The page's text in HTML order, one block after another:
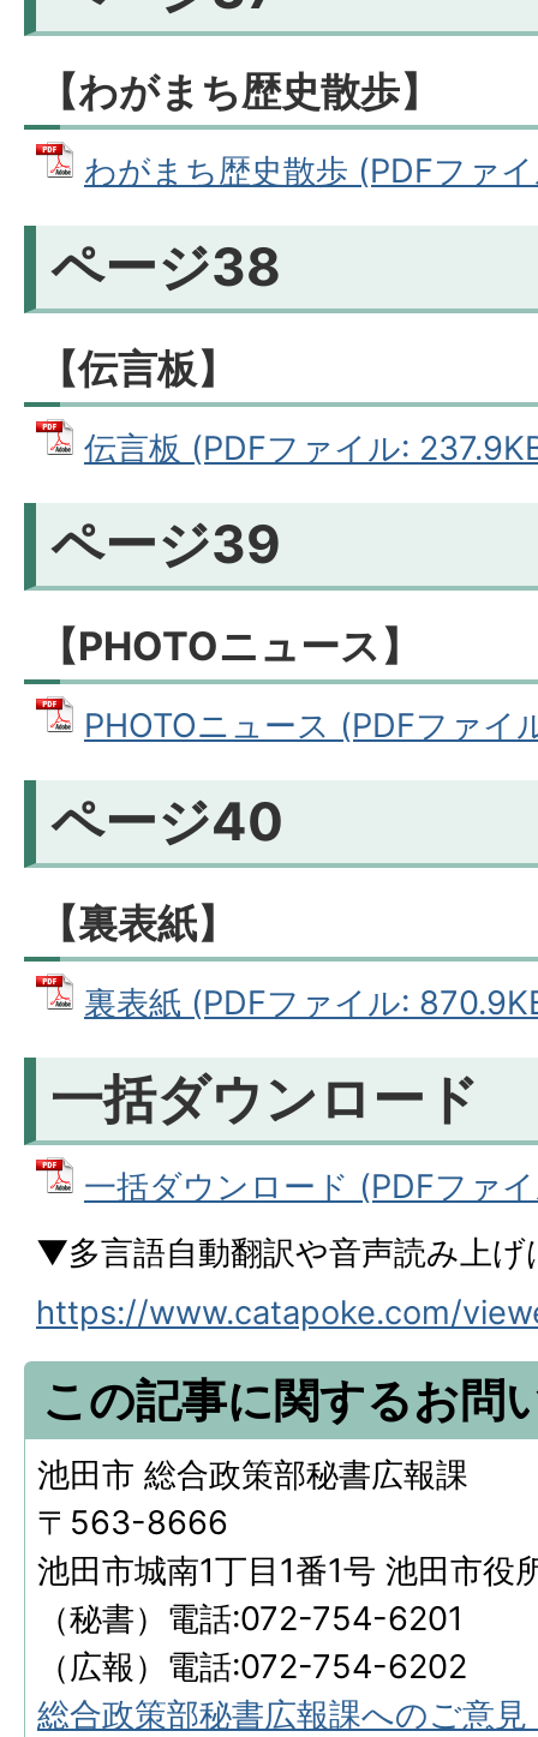
【わがまち歴史散歩】
わがまち歴史散歩 (PDFファ
ページ38
【伝言板】
伝言板 (PDFファイル:
ページ39
【PHOTOニュース】
PHOTOニュース (PDFファイ
ページ40
【裏表紙】
裏表紙 (PDFファイル:
一括ダウンロード
一括ダウンロード (PDFファ
▼多言語自動翻訳や音声読み上げ
https://www.catapoke.com/
この記事に関するお問
池田市 総合政策部秘書広報課
〒563-8666
池田市城南1丁目1番1号 池田市役
（秘書）電話:072-754-6201
（広報）電話:072-754-6202
総合政策部秘書広報課へのご意